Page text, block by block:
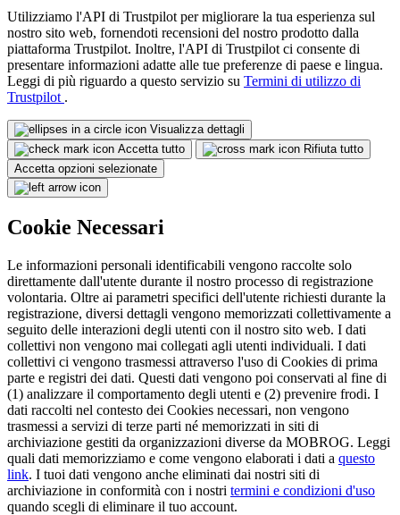
Utilizziamo l'API di Trustpilot per migliorare la tua esperienza sul
nostro sito web, fornendoti recensioni del nostro prodotto dalla
piattaforma Trustpilot. Inoltre, l'API di Trustpilot ci consente di
presentare informazioni adatte alle tue preferenze di paese e lingua.
Leggi di più riguardo a questo servizio su Termini di utilizzo di
Trustpilot .
Visualizza dettagli
Accetta tutto
Rifiuta tutto
Accetta opzioni selezionate
Cookie Necessari
Le informazioni personali identificabili vengono raccolte solo
direttamente dall'utente durante il nostro processo di registrazione
volontaria. Oltre ai parametri specifici dell'utente richiesti durante la
registrazione, diversi dettagli vengono memorizzati collettivamente a
seguito delle interazioni degli utenti con il nostro sito web. I dati
collettivi non vengono mai collegati agli utenti individuali. I dati
collettivi ci vengono trasmessi attraverso l'uso di Cookies di prima
parte e registri dei dati. Questi dati vengono poi conservati al fine di
(1) analizzare il comportamento degli utenti e (2) prevenire frodi. I
dati raccolti nel contesto dei Cookies necessari, non vengono
trasmessi a servizi di terze parti né memorizzati in siti di
archiviazione gestiti da organizzazioni diverse da MOBROG. Leggi
quali dati memorizziamo e come vengono elaborati i dati a questo
link. I tuoi dati vengono anche eliminati dai nostri siti di
archiviazione in conformità con i nostri termini e condizioni d'uso
quando scegli di eliminare il tuo account.